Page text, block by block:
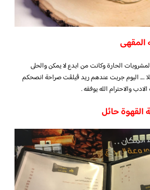
المقهى
الحارة وكانت من ابدع لا يمكن والحلى
…. اليوم جربت عندهم ريد ڤيلڤت صراحة انصحكم
والاحترام الله يوفقه .
القهوة حائل